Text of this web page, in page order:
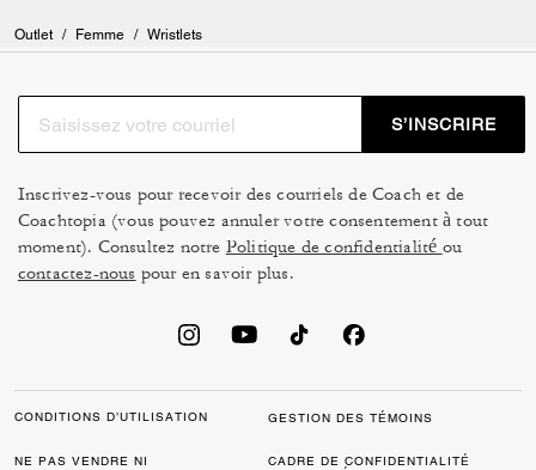
Outlet / Femme / Wristlets
S’INSCRIRE
Inscrivez-vous pour recevoir des courriels de Coach et de
Coachtopia (vous pouvez annuler votre consentement à tout
moment). Consultez notre Politique de confidentialité ou
contactez-nous pour en savoir plus.
CONDITIONS D’UTILISATION GESTION DES TÉMOINS
NE PAS VENDRE NI
CADRE DE CONFIDENTIALITÉ